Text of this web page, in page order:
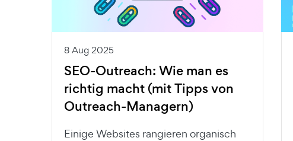
8 Aug 2025
SEO-Outreach: Wie man es
richtig macht (mit Tipps von
Outreach-Managern)
Einige Websites rangieren organisch